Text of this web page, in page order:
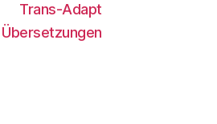
Trans-Adapt
Übersetzungen